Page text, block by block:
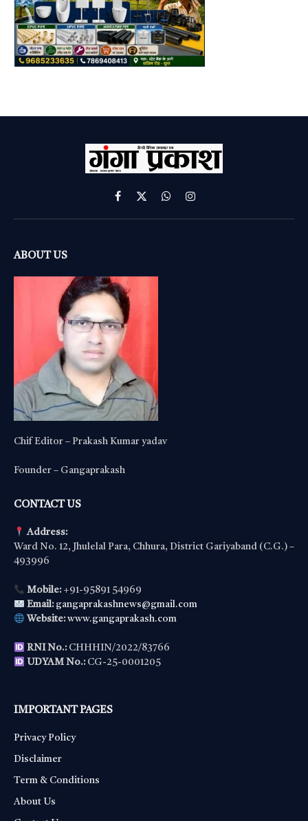
Facebook
X
(Twitter)
WhatsAppInstagram
ABOUT US
Chif Editor – Prakash Kumar yadav
Founder – Gangaprakash
CONTACT US
Address:
Ward No. 12, Jhulelal Para, Chhura, District Gariyaband (C.G.) –
493996
Mobile:+91-95891 54969
Email: gangaprakashnews@gmail.com
Website: www.gangaprakash.com
RNI No.:CHHHIN/2022/83766
UDYAM No.:CG-25-0001205
IMPORTANT PAGES
Privacy Policy
Disclaimer
Term & Conditions
About Us